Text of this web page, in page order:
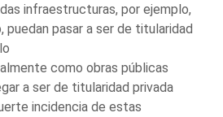
infraestructuras, por ejemplo,
pasar a ser de titularidad
como obras públicas
a ser de titularidad privada
incidencia de estas